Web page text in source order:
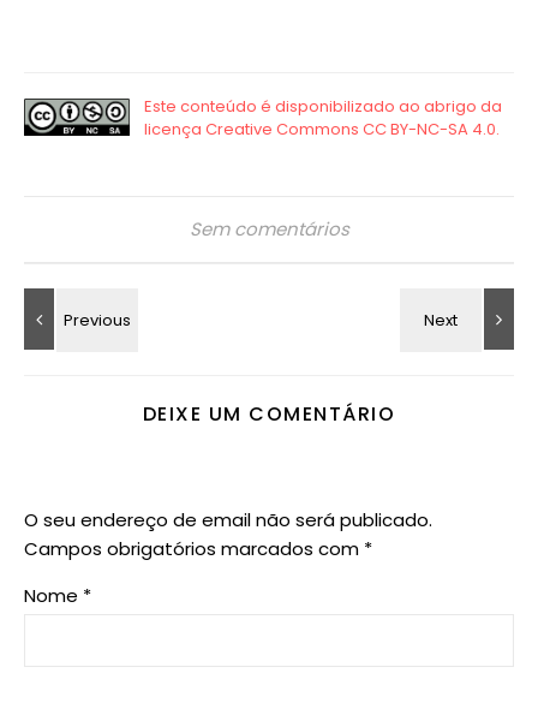
Sem comentários
DEIXE UM COMENTÁRIO
O seu endereço de email não será publicado.
Campos obrigatórios marcados com *
Nome *